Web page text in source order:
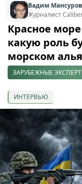
Вадим Мансуров
Журналист
Красное
какую роль
морском
ЗАРУБЕЖНЫЕ
ИНТЕРВЬЮ